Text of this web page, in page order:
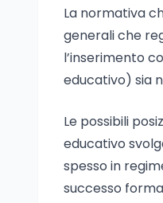
La normativa
generali che
l’inserimento
educativo) sia
Le possibili
educativo
spesso in
successo